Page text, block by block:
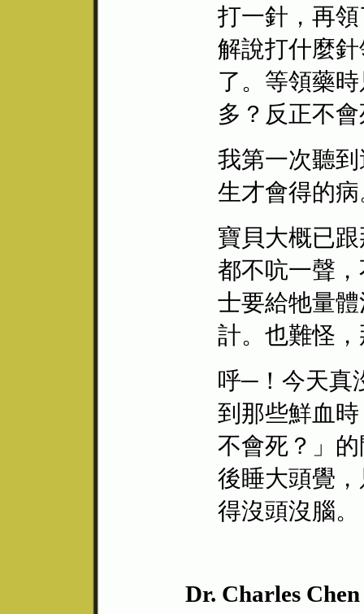
打一針，再
解說打什麼
了。等領藥
多？反正不
我第一次聽
生才會得的
寶貝大概已
都不吭一聲
士要給牠量
計。也難怪
呼─！今天真
到那些鮮血
不會死？」
後睡大頭覺
得沒頭沒腦。
Dr. Charles